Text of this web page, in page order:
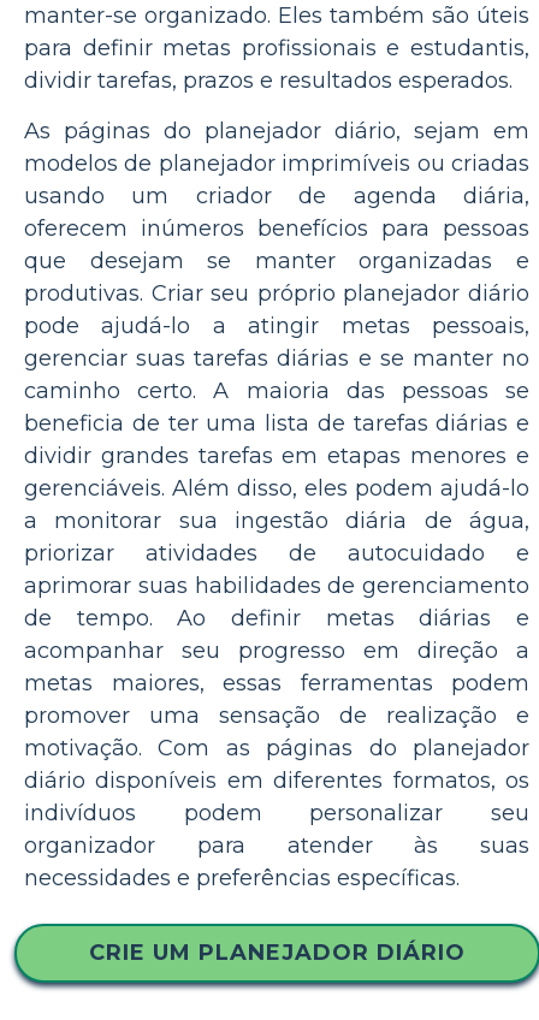
manter-se organizado. Eles também são úteis
para definir metas profissionais e estudantis,
dividir tarefas, prazos e resultados esperados.
As páginas do planejador diário, sejam em
modelos de planejador imprimíveis ou criadas
usando um criador de agenda diária,
oferecem inúmeros benefícios para pessoas
que desejam se manter organizadas e
produtivas. Criar seu próprio planejador diário
pode ajudá-lo a atingir metas pessoais,
gerenciar suas tarefas diárias e se manter no
caminho certo. A maioria das pessoas se
beneficia de ter uma lista de tarefas diárias e
dividir grandes tarefas em etapas menores e
gerenciáveis. Além disso, eles podem ajudá-lo
a monitorar sua ingestão diária de água,
priorizar atividades de autocuidado e
aprimorar suas habilidades de gerenciamento
de tempo. Ao definir metas diárias e
acompanhar seu progresso em direção a
metas maiores, essas ferramentas podem
promover uma sensação de realização e
motivação. Com as páginas do planejador
diário disponíveis em diferentes formatos, os
indivíduos podem personalizar seu
organizador para atender às suas
necessidades e preferências específicas.
CRIE UM PLANEJADOR DIÁRIO